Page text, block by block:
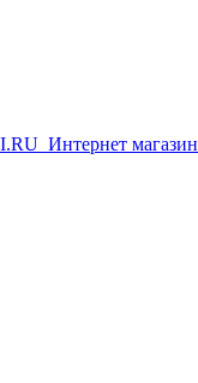
Интернет магазин